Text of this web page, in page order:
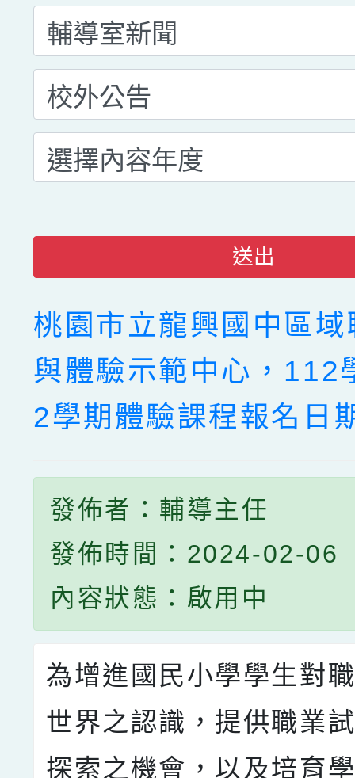
送出
桃園市立龍興國中區
與體驗示範中心，112
2學期體驗課程報名日
發佈者：輔導主任
發佈時間：2024-02-06
內容狀態：啟用中
為增進國民小學學生對
世界之認識，提供職業
探索之機會，以及培育